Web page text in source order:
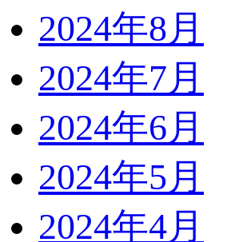
2024年8月
2024年7月
2024年6月
2024年5月
2024年4月